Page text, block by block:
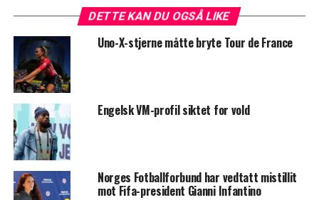
DETTE KAN DU OGSÅ LIKE
Uno-X-stjerne måtte bryte Tour de France
Engelsk VM-profil siktet for vold
Norges Fotballforbund har vedtatt mistillit
mot Fifa-president Gianni Infantino